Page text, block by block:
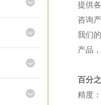
提供
咨询
我们
产品
百分
精度